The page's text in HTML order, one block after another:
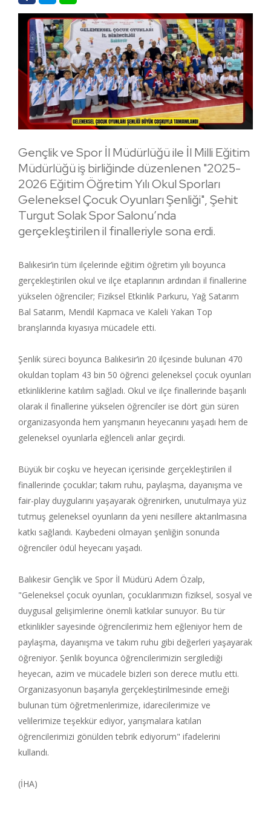
Gençlik ve Spor İl Müdürlüğü ile İl Milli Eğitim
Müdürlüğü iş birliğinde düzenlenen "2025-
2026 Eğitim Öğretim Yılı Okul Sporları
Geleneksel Çocuk Oyunları Şenliği", Şehit
Turgut Solak Spor Salonu’nda
gerçekleştirilen il finalleriyle sona erdi.
Balıkesir’in tüm ilçelerinde eğitim öğretim yılı boyunca
gerçekleştirilen okul ve ilçe etaplarının ardından il finallerine
yükselen öğrenciler; Fiziksel Etkinlik Parkuru, Yağ Satarım
Bal Satarım, Mendil Kapmaca ve Kaleli Yakan Top
branşlarında kıyasıya mücadele etti.
Şenlik süreci boyunca Balıkesir’in 20 ilçesinde bulunan 470
okuldan toplam 43 bin 50 öğrenci geleneksel çocuk oyunları
etkinliklerine katılım sağladı. Okul ve ilçe finallerinde başarılı
olarak il finallerine yükselen öğrenciler ise dört gün süren
organizasyonda hem yarışmanın heyecanını yaşadı hem de
geleneksel oyunlarla eğlenceli anlar geçirdi.
Büyük bir coşku ve heyecan içerisinde gerçekleştirilen il
finallerinde çocuklar; takım ruhu, paylaşma, dayanışma ve
fair-play duygularını yaşayarak öğrenirken, unutulmaya yüz
tutmuş geleneksel oyunların da yeni nesillere aktarılmasına
katkı sağlandı. Kaybedeni olmayan şenliğin sonunda
öğrenciler ödül heyecanı yaşadı.
Balıkesir Gençlik ve Spor İl Müdürü Adem Özalp,
"Geleneksel çocuk oyunları, çocuklarımızın fiziksel, sosyal ve
duygusal gelişimlerine önemli katkılar sunuyor. Bu tür
etkinlikler sayesinde öğrencilerimiz hem eğleniyor hem de
paylaşma, dayanışma ve takım ruhu gibi değerleri yaşayarak
öğreniyor. Şenlik boyunca öğrencilerimizin sergilediği
heyecan, azim ve mücadele bizleri son derece mutlu etti.
Organizasyonun başarıyla gerçekleştirilmesinde emeği
bulunan tüm öğretmenlerimize, idarecilerimize ve
velilerimize teşekkür ediyor, yarışmalara katılan
öğrencilerimizi gönülden tebrik ediyorum" ifadelerini
kullandı.
(İHA)